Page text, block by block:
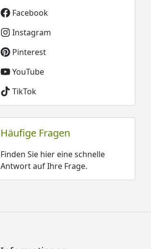
Facebook
Instagram
Pinterest
YouTube
TikTok
Häufige Fragen
Finden Sie hier eine schnelle
Antwort auf Ihre Frage.